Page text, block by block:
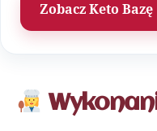
Zobacz Keto